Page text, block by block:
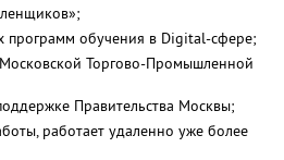
программ обучения в Digital-сфере;
Торгово-Промышленной
Правительства Москвы;
работает удаленно уже более